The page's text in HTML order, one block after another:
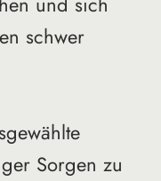
schwer
Sorgen zu